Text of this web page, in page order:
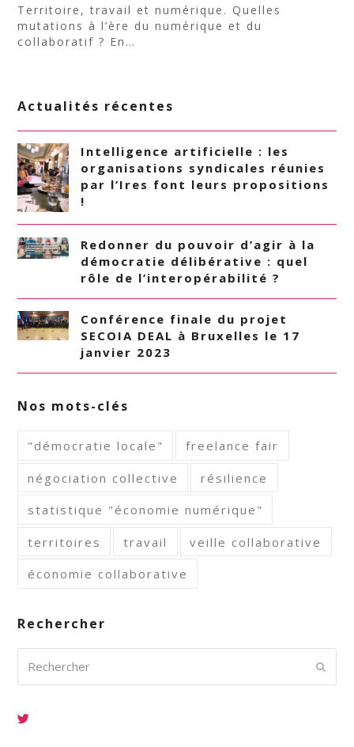
Territoire, travail et numérique. Quelles
mutations à l’ère du numérique et du
collaboratif ? En…
Actualités récentes
Intelligence artificielle : les
organisations syndicales réunies
par l’Ires font leurs propositions
!
Redonner du pouvoir d’agir à la
démocratie délibérative : quel
rôle de l’interopérabilité ?
Conférence finale du projet
SECOIA DEAL à Bruxelles le 17
janvier 2023
Nos mots-clés
"démocratie locale" freelance fair
négociation collective résilience
statistique "économie numérique"
territoires travail veille collaborative
économie collaborative
Rechercher